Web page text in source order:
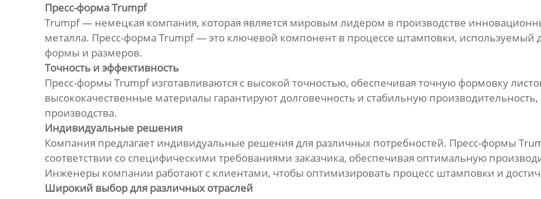
Пресс-форма Trumpf
Trumpf — немецкая компания, которая является мировым лидером в производстве
металла. Пресс-форма Trumpf — это ключевой компонент в процессе штамповки, используемый
формы и размеров.
Точность и эффективность
Пресс-формы Trumpf изготавливаются с высокой точностью, обеспечивая точную формовку
высококачественные материалы гарантируют долговечность и стабильную
производства.
Индивидуальные решения
Компания предлагает индивидуальные решения для различных потребностей. Пресс-формы
соответствии со специфическими требованиями заказчика, обеспечивая оптимальную
Инженеры компании работают с клиентами, чтобы оптимизировать процесс штамповки и
Широкий выбор для различных отраслей